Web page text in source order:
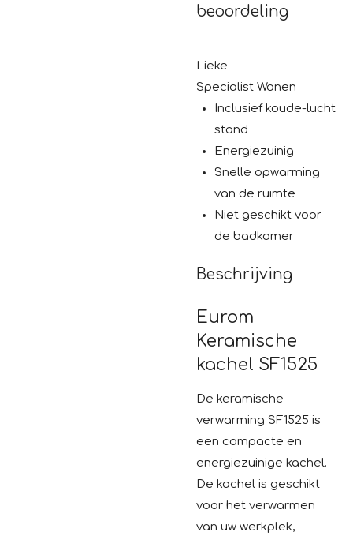
beoordeling
Lieke
Specialist Wonen
Inclusief koude-lucht
stand
Energiezuinig
Snelle opwarming
van de ruimte
Niet geschikt voor
de badkamer
Beschrijving
Eurom
Keramische
kachel SF1525
De keramische
verwarming SF1525 is
een compacte en
energiezuinige kachel.
De kachel is geschikt
voor het verwarmen
van uw werkplek,